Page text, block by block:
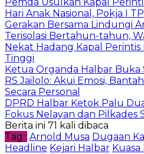
Hari Anak Nasional, Pokja I
Gerakan Bersama Lindungi
Terisolasi Bertahun-tahun,
Nekat Hadang Kapal
Tinggi
Ketua Organda Halbar Buka
RS Jailolo: Akui Emosi,
Secara Personal
DPRD Halbar Ketok Palu
Fokus Nelayan dan Pilkades
Berita ini 71 kali dibaca
Tag : Arnold Musa Dugaan
Headline Kejari Halbar